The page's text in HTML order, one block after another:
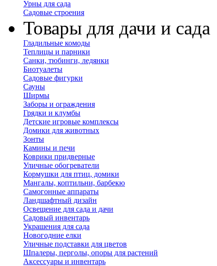
Урны для сада
Садовые строения
Товары для дачи и сада
Гладильные комоды
Теплицы и парники
Санки, тюбинги, ледянки
Биотуалеты
Садовые фигурки
Сауны
Ширмы
Заборы и ограждения
Грядки и клумбы
Детские игровые комплексы
Домики для животных
Зонты
Камины и печи
Коврики придверные
Уличные обогреватели
Кормушки для птиц, домики
Мангалы, коптильни, барбекю
Самогонные аппараты
Ландшафтный дизайн
Освещение для сада и дачи
Садовый инвентарь
Украшения для сада
Новогодние елки
Уличные подставки для цветов
Шпалеры, перголы, опоры для растений
Аксессуары и инвентарь